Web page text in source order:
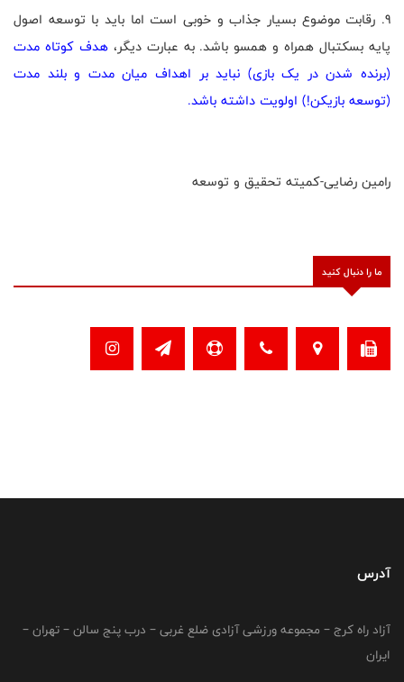
9. رقابت موضوع بسیار جذاب و خوبی است اما باید با توسعه اصول
پایه بسکتبال همراه و همسو باشد. به عبارت دیگر،هدف کوتاه مدت
(برنده شدن در یک بازی) نباید بر اهداف میان مدت و بلند مدت
(توسعه بازیکن!) اولویت داشته باشد.
رامین رضایی-کمیته تحقیق و توسعه
ما را دنبال کنید
آدرس
آزاد راه کرج – مجموعه ورزشی آزادی ضلع غربی – درب پنج سالن – تهران –
ایران